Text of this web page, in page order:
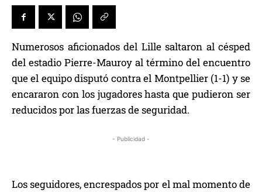
Numerosos aficionados del Lille saltaron al césped
del estadio Pierre-Mauroy al término del encuentro
que el equipo disputó contra el Montpellier (1-1) y se
encararon con los jugadores hasta que pudieron ser
reducidos por las fuerzas de seguridad.
- Publicidad -
Los seguidores, encrespados por el mal momento de